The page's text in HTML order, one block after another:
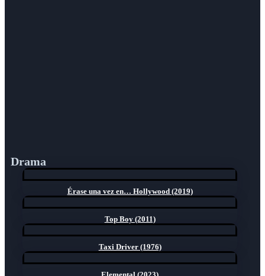
Drama
Érase una vez en… Hollywood (2019)
Top Boy (2011)
Taxi Driver (1976)